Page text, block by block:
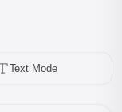
Text Mode